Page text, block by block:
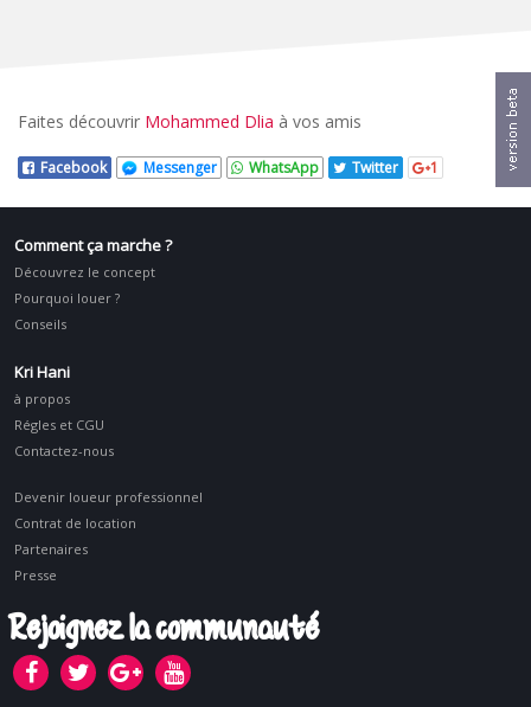
Faites découvrir Mohammed Dlia à vos amis
Facebook Messenger WhatsApp Twitter 1
Comment ça marche ?
Découvrez le concept
Pourquoi louer ?
Conseils
Kri Hani
à propos
Régles et CGU
Contactez-nous
Devenir loueur professionnel
Contrat de location
Partenaires
Presse
Rejoignez la communauté